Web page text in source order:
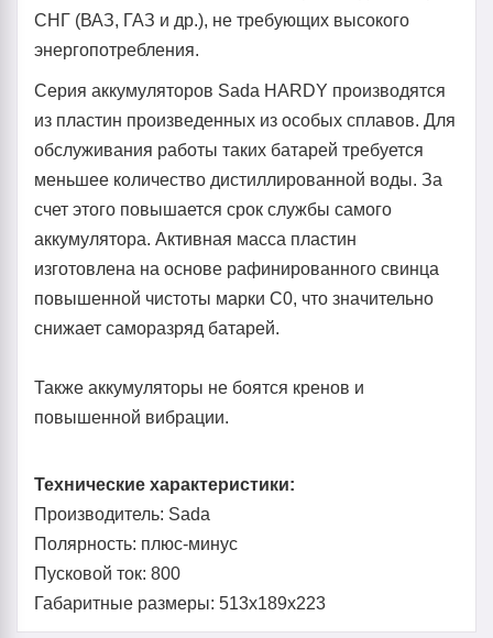
СНГ (ВАЗ, ГАЗ и др.), не требующих высокого
энергопотребления.
Серия аккумуляторов Sada HARDY производятся
из пластин произведенных из особых сплавов. Для
обслуживания работы таких батарей требуется
меньшее количество дистиллированной воды. За
счет этого повышается срок службы самого
аккумулятора. Активная масса пластин
изготовлена на основе рафинированного свинца
повышенной чистоты марки С0, что значительно
снижает саморазряд батарей.
Также аккумуляторы не боятся кренов и
повышенной вибрации.
Технические характеристики:
Производитель: Sada
Полярность: плюс-минус
Пусковой ток: 800
Габаритные размеры: 513x189x223